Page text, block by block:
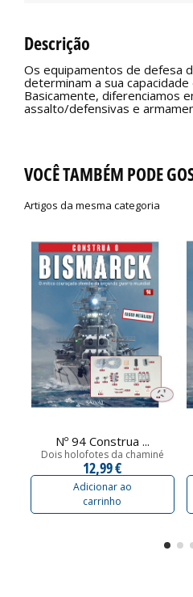
Descrição
Os equipamentos de defesa
determinam a sua
Basicamente, diferenciamos
assalto/defensivas e
VOCÊ TAMBÉM PODE
Artigos da mesma categoria
Nº 94 Construa ...
Dois holofotes da chaminé
12,99 €
Adicionar ao
carrinho